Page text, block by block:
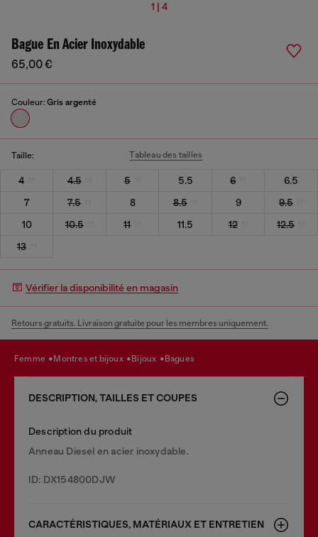
1 | 4
Bague En Acier Inoxydable
65,00 €
Couleur: Gris argenté
Taille: Tableau des tailles
4 4.5 5 5.5 6
6.5
7
7.5 8 8.5 9
9.5
10
10.5 11 11.5 12
12.5
13
Vérifier la disponibilité en magasin
Retours gratuits. Livraison gratuite pour les membres uniquement.
femme montres et bijoux bijoux bagues
DESCRIPTION, TAILLES ET COUPES
Description du produit
Anneau Diesel en acier inoxydable.
ID: DX154800DJW
CARACTÉRISTIQUES, MATÉRIAUX ET ENTRETIEN